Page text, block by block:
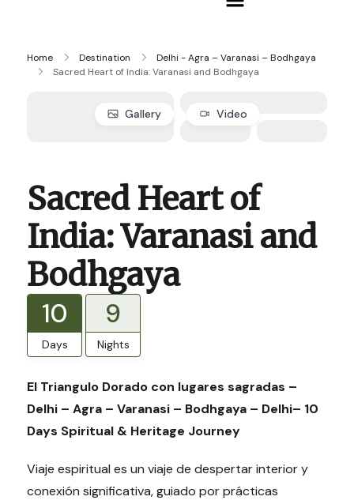
Home Destination
Delhi - Agra – Varanasi – Bodhgaya
Sacred Heart of India: Varanasi and Bodhgaya
Gallery Video
Sacred Heart of
India: Varanasi and
Bodhgaya
10
Days
9
Nights
El Triangulo Dorado con lugares sagradas –
Delhi – Agra – Varanasi – Bodhgaya – Delhi– 10
Days Spiritual & Heritage Journey
Viaje espiritual es un viaje de despertar interior y
conexión significativa, guiado por prácticas